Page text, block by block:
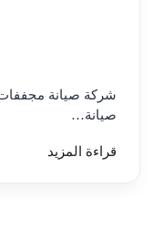
شركة صيانة مجففات
صيانة…
قراءة المزيد